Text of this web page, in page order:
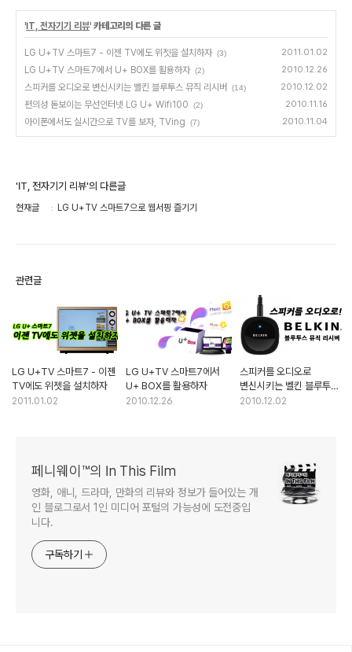
'IT, 전자기기 리뷰' 카테고리의 다른 글
LG U+TV 스마트7 - 이젠 TV에도 위젯을 설치하자 (3) 2011.01.02
LG U+TV 스마트7에서 U+ BOX를 활용하자 (2) 2010.12.26
스피커를 오디오로 변신시키는 벨킨 블루투스 뮤직 리시버 (14) 2010.12.02
편의성 돋보이는 무선인터넷 LG U+ Wifi100 (2) 2010.11.16
아이폰에서도 실시간으로 TV를 보자, TVing (7) 2010.11.04
'IT, 전자기기 리뷰'의 다른글
현재글 LG U+TV 스마트7으로 웹서핑 즐기기
관련글
LG U+TV 스마트7 - 이젠
TV에도 위젯을 설치하자
2011.01.02
LG U+TV 스마트7에서
U+ BOX를 활용하자
2010.12.26
스피커를 오디오로
변신시키는 벨킨 블루투스
뮤직 리시버
2010.12.02
페니웨이™의 In This Film
영화, 애니, 드라마, 만화의 리뷰와 정보가 들어있는 개
인 블로그로서 1인 미디어 포털의 가능성에 도전중입
니다.
구독하기